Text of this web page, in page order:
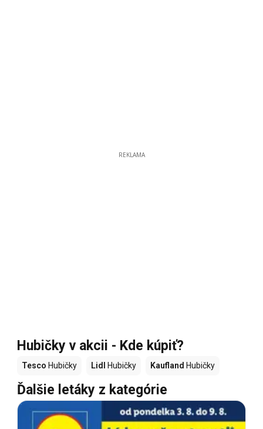
REKLAMA
Hubičky v akcii - Kde kúpiť?
Tesco Hubičky Lidl Hubičky Kaufland Hubičky
Ďalšie letáky z kategórie